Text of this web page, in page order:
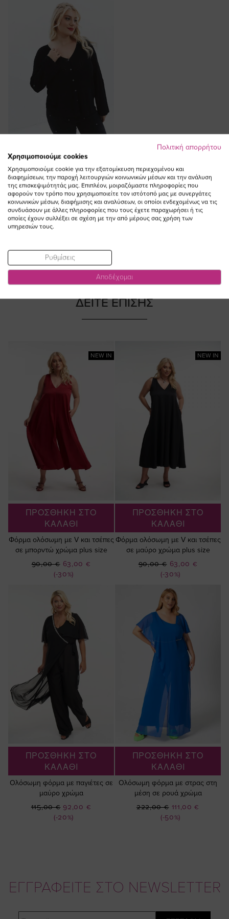
ΠΡΟΣΘΗΚΗ ΣΤΟ
ΚΑΛΑΘΙ
Διάτρητη πλεκτή ζακέτα σε
μαύρο χρώμα
NEW IN
ΠΡΟΣΘΗΚΗ ΣΤΟ
ΚΑΛΑΘΙ
Φόρμα ολόσωμη με V και τσέπες
σε μπορντώ χρώμα plus size
(-30%)
Ειδική
Τιμή
63,00 €
90,00 €
NEW IN
ΠΡΟΣΘΗΚΗ ΣΤΟ
ΚΑΛΑΘΙ
Φόρμα ολόσωμη με V και τσέπες
σε μαύρο χρώμα plus size
(-30%)
Ειδική
Τιμή
63,00 €
90,00 €
ΠΡΟΣΘΗΚΗ ΣΤΟ
ΚΑΛΑΘΙ
Ολόσωμη φόρμα με παγιέτες σε
μαύρο χρώμα
(-20%)
Ειδική
Τιμή
92,00 €
115,00 €
ΠΡΟΣΘΗΚΗ ΣΤΟ
ΚΑΛΑΘΙ
Ολόσωμη φόρμα με στρας στη
μέση σε ρουά χρώμα
(-50%)
Ειδική
Τιμή
111,00 €
222,00 €
ΔΕΙΤΕ ΕΠΙΣΗΣ
ΕΓΓΡΑΦΕΙΤΕ ΣΤΟ NEWSLETTER
Email
Πολιτική απορρήτου
Χρησιμοποιούμε cookies
Χρησιμοποιούμε cookie για την εξατομίκευση περιεχομένου και
διαφημίσεων, την παροχή λειτουργιών κοινωνικών μέσων και την ανάλυση
της επισκεψιμότητάς μας. Επιπλέον, μοιραζόμαστε πληροφορίες που
αφορούν τον τρόπο που χρησιμοποιείτε τον ιστότοπό μας με συνεργάτες
κοινωνικών μέσων, διαφήμισης και αναλύσεων, οι οποίοι ενδεχομένως να τις
συνδυάσουν με άλλες πληροφορίες που τους έχετε παραχωρήσει ή τις
οποίες έχουν συλλέξει σε σχέση με την από μέρους σας χρήση των
υπηρεσιών τους.
Ρυθμίσεις
Αποδέχομαι